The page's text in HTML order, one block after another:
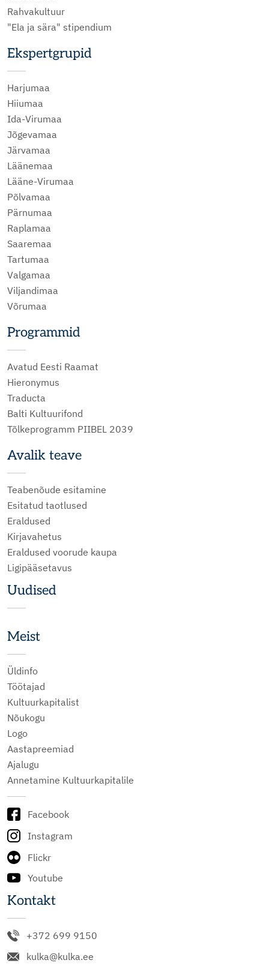
Rahvakultuur
"Ela ja sära" stipendium
Ekspertgrupid
Harjumaa
Hiiumaa
Ida-Virumaa
Jõgevamaa
Järvamaa
Läänemaa
Lääne-Virumaa
Põlvamaa
Pärnumaa
Raplamaa
Saaremaa
Tartumaa
Valgamaa
Viljandimaa
Võrumaa
Programmid
Avatud Eesti Raamat
Hieronymus
Traducta
Balti Kultuurifond
Tõlkeprogramm PIIBEL 2039
Avalik teave
Teabenõude esitamine
Esitatud taotlused
Eraldused
Kirjavahetus
Eraldused voorude kaupa
Ligipääsetavus
Uudised
Meist
Üldinfo
Töötajad
Kultuurkapitalist
Nõukogu
Logo
Aastapreemiad
Ajalugu
Annetamine Kultuurkapitalile
Facebook
Instagram
Flickr
Youtube
Kontakt
+372 699 9150
kulka@kulka.ee